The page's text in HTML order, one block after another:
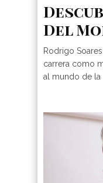
Del
Rodrigo
carrera como
al mundo de la